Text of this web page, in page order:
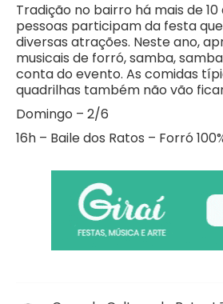
Tradição no bairro há mais de
pessoas participam da festa
diversas atrações. Neste ano,
musicais de forró, samba,
conta do evento. As comidas
quadrilhas também não vão
Domingo – 2/6
16h – Baile dos Ratos – Forró